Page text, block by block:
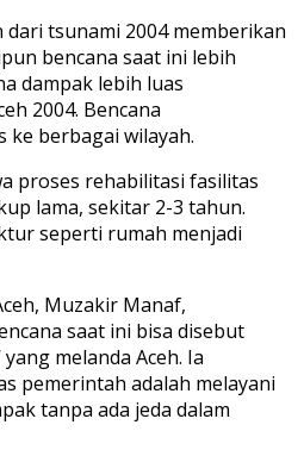
dari tsunami 2004 memberikan
bencana saat ini lebih
dampak lebih luas
2004. Bencana
berbagai wilayah.
proses rehabilitasi fasilitas
lama, sekitar 2-3 tahun.
seperti rumah menjadi
Muzakir Manaf,
saat ini bisa disebut
melanda Aceh. Ia
pemerintah adalah melayani
tanpa ada jeda dalam